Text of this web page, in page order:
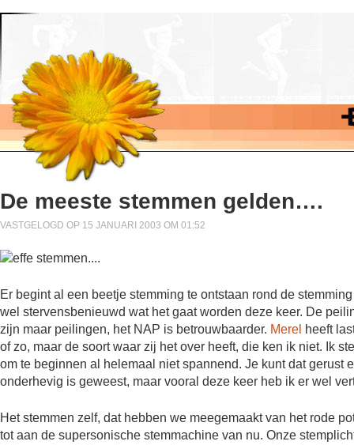
De meeste stemmen gelden….
VASTGELOGD OP 15 JANUARI 2003 OM 01:52
Er begint al een beetje stemming te ontstaan rond de
wel stervensbenieuwd wat het gaat worden deze keer. De
zijn maar peilingen, het NAP is betrouwbaarder. Merel heeft
of zo, maar de soort waar zij het over heeft, die ken ik niet. Ik
om te beginnen al helemaal niet spannend. Je kunt dat gerust
onderhevig is geweest, maar vooral deze keer heb ik er wel
Het stemmen zelf, dat hebben we meegemaakt van het rode
tot aan de supersonische stemmachine van nu. Onze